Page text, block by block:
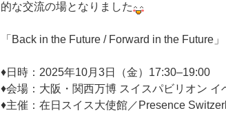
的な交流の場となりました
「Back in the Future / Forward in the Future」
♦日時：2025年10月3日（金）17:30–19:00
♦会場：大阪・関西万博 スイスパビリオン イ
♦主催：在日スイス大使館／Presence